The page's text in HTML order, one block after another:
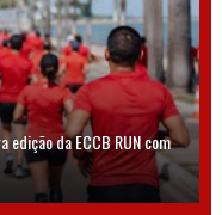
da ECCB RUN com